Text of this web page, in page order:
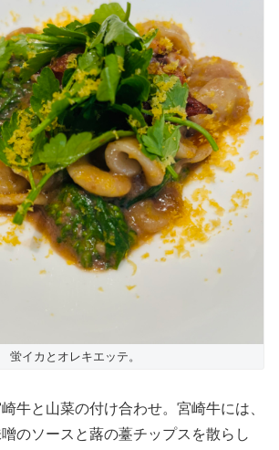
蛍イカとオレキエッテ。
牛と山菜の付け合わせ。宮崎牛には、
のソースと蕗の薹チップスを散らし